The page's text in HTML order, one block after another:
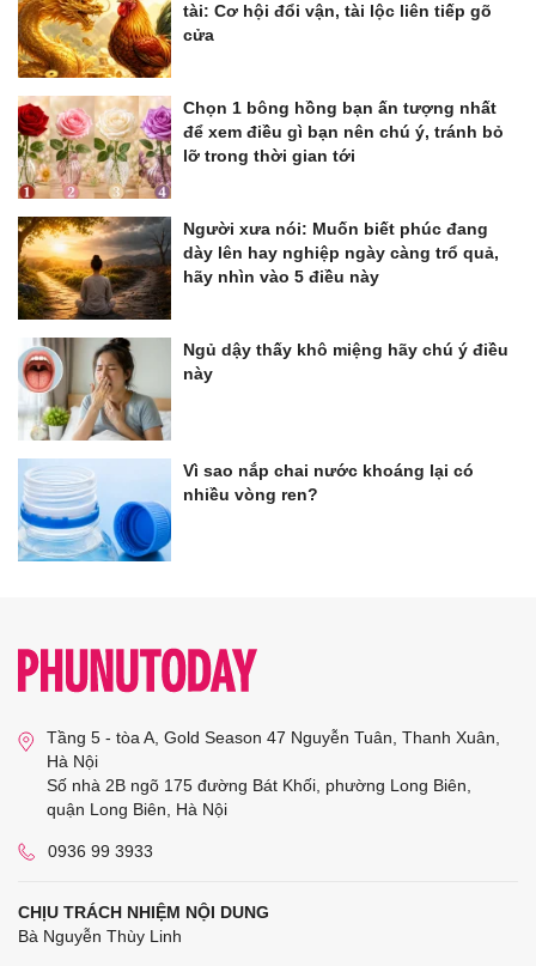
tài: Cơ hội đổi vận, tài lộc liên tiếp gõ
cửa
Chọn 1 bông hồng bạn ấn tượng nhất
để xem điều gì bạn nên chú ý, tránh bỏ
lỡ trong thời gian tới
Người xưa nói: Muốn biết phúc đang
dày lên hay nghiệp ngày càng trổ quả,
hãy nhìn vào 5 điều này
Ngủ dậy thấy khô miệng hãy chú ý điều
này
Vì sao nắp chai nước khoáng lại có
nhiều vòng ren?
Tầng 5 - tòa A, Gold Season 47 Nguyễn Tuân, Thanh Xuân,
Hà Nội
Số nhà 2B ngõ 175 đường Bát Khối, phường Long Biên,
quận Long Biên, Hà Nội
0936 99 3933
CHỊU TRÁCH NHIỆM NỘI DUNG
Bà Nguyễn Thùy Linh